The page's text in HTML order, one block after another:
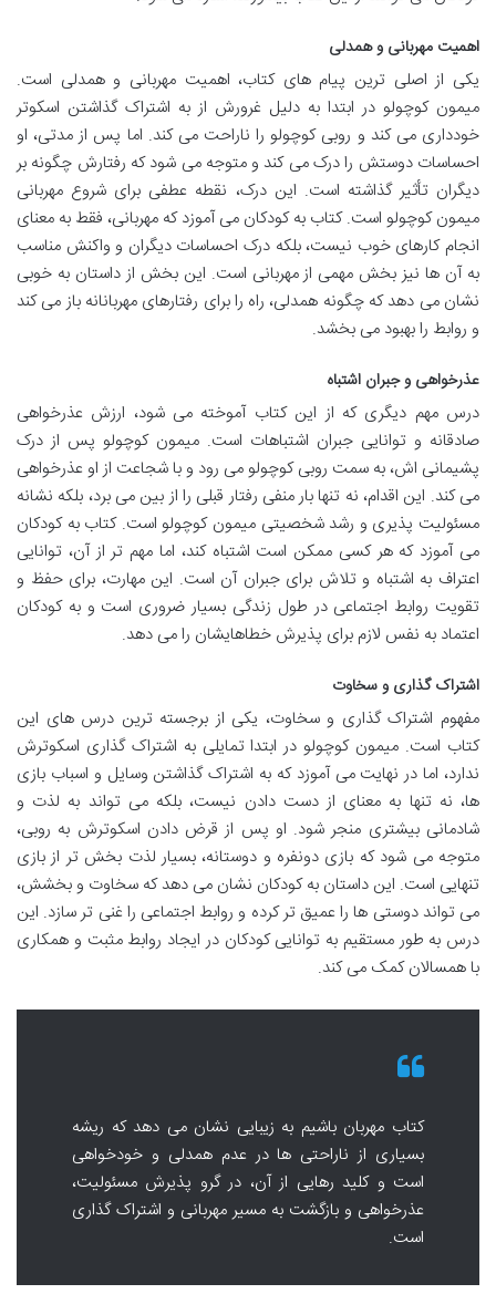
اهمیت مهربانی و همدلی
یکی از اصلی ترین پیام های کتاب، اهمیت مهربانی و همدلی است.
میمون کوچولو در ابتدا به دلیل غرورش از به اشتراک گذاشتن اسکوتر
خودداری می کند و روبی کوچولو را ناراحت می کند. اما پس از مدتی، او
احساسات دوستش را درک می کند و متوجه می شود که رفتارش چگونه بر
دیگران تأثیر گذاشته است. این درک، نقطه عطفی برای شروع مهربانی
میمون کوچولو است. کتاب به کودکان می آموزد که مهربانی، فقط به معنای
انجام کارهای خوب نیست، بلکه درک احساسات دیگران و واکنش مناسب
به آن ها نیز بخش مهمی از مهربانی است. این بخش از داستان به خوبی
نشان می دهد که چگونه همدلی، راه را برای رفتارهای مهربانانه باز می کند
و روابط را بهبود می بخشد.
عذرخواهی و جبران اشتباه
درس مهم دیگری که از این کتاب آموخته می شود، ارزش عذرخواهی
صادقانه و توانایی جبران اشتباهات است. میمون کوچولو پس از درک
پشیمانی اش، به سمت روبی کوچولو می رود و با شجاعت از او عذرخواهی
می کند. این اقدام، نه تنها بار منفی رفتار قبلی را از بین می برد، بلکه نشانه
مسئولیت پذیری و رشد شخصیتی میمون کوچولو است. کتاب به کودکان
می آموزد که هر کسی ممکن است اشتباه کند، اما مهم تر از آن، توانایی
اعتراف به اشتباه و تلاش برای جبران آن است. این مهارت، برای حفظ و
تقویت روابط اجتماعی در طول زندگی بسیار ضروری است و به کودکان
اعتماد به نفس لازم برای پذیرش خطاهایشان را می دهد.
اشتراک گذاری و سخاوت
مفهوم اشتراک گذاری و سخاوت، یکی از برجسته ترین درس های این
کتاب است. میمون کوچولو در ابتدا تمایلی به اشتراک گذاری اسکوترش
ندارد، اما در نهایت می آموزد که به اشتراک گذاشتن وسایل و اسباب بازی
ها، نه تنها به معنای از دست دادن نیست، بلکه می تواند به لذت و
شادمانی بیشتری منجر شود. او پس از قرض دادن اسکوترش به روبی،
متوجه می شود که بازی دونفره و دوستانه، بسیار لذت بخش تر از بازی
تنهایی است. این داستان به کودکان نشان می دهد که سخاوت و بخشش،
می تواند دوستی ها را عمیق تر کرده و روابط اجتماعی را غنی تر سازد. این
درس به طور مستقیم به توانایی کودکان در ایجاد روابط مثبت و همکاری
با همسالان کمک می کند.
کتاب مهربان باشیم به زیبایی نشان می دهد که ریشه
بسیاری از ناراحتی ها در عدم همدلی و خودخواهی
است و کلید رهایی از آن، در گرو پذیرش مسئولیت،
عذرخواهی و بازگشت به مسیر مهربانی و اشتراک گذاری
است.